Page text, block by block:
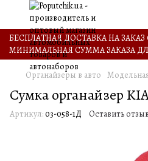
БЕСПЛАТНАЯ ДОСТАВКА НА ЗАКАЗ
МИНИМАЛЬНАЯ СУММА ЗАКАЗА
Органайзеры в авто
Сумка органайзер
Артикул:03-058-1Д Оставить отзыв